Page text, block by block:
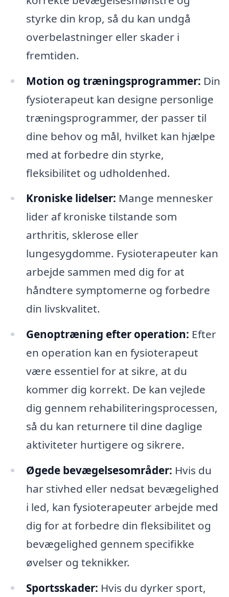
styrke din krop, så du kan undgå
overbelastninger eller skader i
fremtiden.
Motion og træningsprogrammer: Din
fysioterapeut kan designe personlige
træningsprogrammer, der passer til
dine behov og mål, hvilket kan hjælpe
med at forbedre din styrke,
fleksibilitet og udholdenhed.
Kroniske lidelser: Mange mennesker
lider af kroniske tilstande som
arthritis, sklerose eller
lungesygdomme. Fysioterapeuter kan
arbejde sammen med dig for at
håndtere symptomerne og forbedre
din livskvalitet.
Genoptræning efter operation: Efter
en operation kan en fysioterapeut
være essentiel for at sikre, at du
kommer dig korrekt. De kan vejlede
dig gennem rehabiliteringsprocessen,
så du kan returnere til dine daglige
aktiviteter hurtigere og sikrere.
Øgede bevægelsesområder: Hvis du
har stivhed eller nedsat bevægelighed
i led, kan fysioterapeuter arbejde med
dig for at forbedre din fleksibilitet og
bevægelighed gennem specifikke
øvelser og teknikker.
Sportsskader: Hvis du dyrker sport,